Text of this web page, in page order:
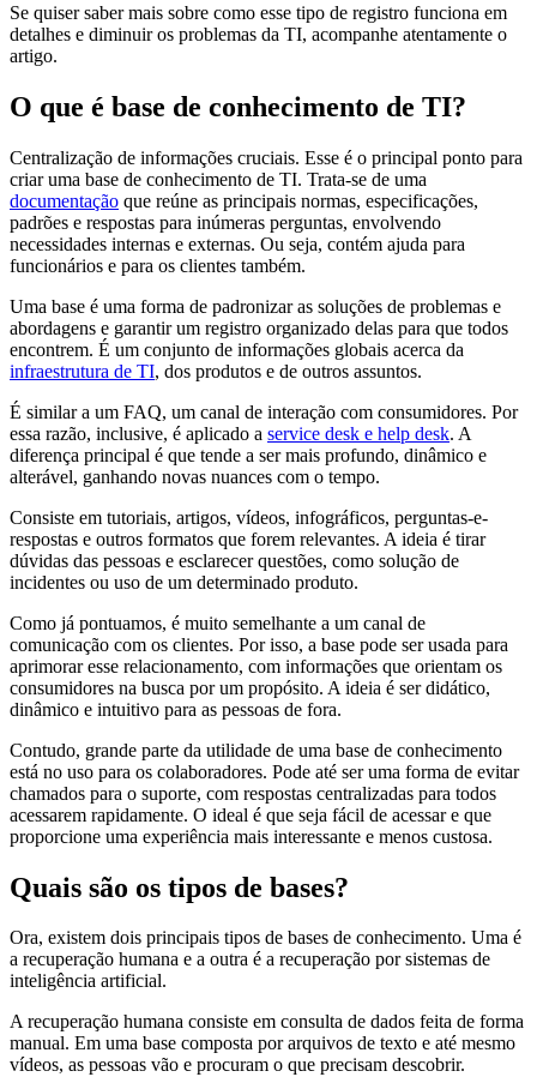
Se quiser saber mais sobre como esse tipo de registro funciona em
detalhes e diminuir os problemas da TI, acompanhe atentamente o
artigo.
O que é base de conhecimento de TI?
Centralização de informações cruciais. Esse é o principal ponto para
criar uma base de conhecimento de TI. Trata-se de uma
documentação que reúne as principais normas, especificações,
padrões e respostas para inúmeras perguntas, envolvendo
necessidades internas e externas. Ou seja, contém ajuda para
funcionários e para os clientes também.
Uma base é uma forma de padronizar as soluções de problemas e
abordagens e garantir um registro organizado delas para que todos
encontrem. É um conjunto de informações globais acerca da
infraestrutura de TI, dos produtos e de outros assuntos.
É similar a um FAQ, um canal de interação com consumidores. Por
essa razão, inclusive, é aplicado a service desk e help desk. A
diferença principal é que tende a ser mais profundo, dinâmico e
alterável, ganhando novas nuances com o tempo.
Consiste em tutoriais, artigos, vídeos, infográficos, perguntas-e-
respostas e outros formatos que forem relevantes. A ideia é tirar
dúvidas das pessoas e esclarecer questões, como solução de
incidentes ou uso de um determinado produto.
Como já pontuamos, é muito semelhante a um canal de
comunicação com os clientes. Por isso, a base pode ser usada para
aprimorar esse relacionamento, com informações que orientam os
consumidores na busca por um propósito. A ideia é ser didático,
dinâmico e intuitivo para as pessoas de fora.
Contudo, grande parte da utilidade de uma base de conhecimento
está no uso para os colaboradores. Pode até ser uma forma de evitar
chamados para o suporte, com respostas centralizadas para todos
acessarem rapidamente. O ideal é que seja fácil de acessar e que
proporcione uma experiência mais interessante e menos custosa.
Quais são os tipos de bases?
Ora, existem dois principais tipos de bases de conhecimento. Uma é
a recuperação humana e a outra é a recuperação por sistemas de
inteligência artificial.
A recuperação humana consiste em consulta de dados feita de forma
manual. Em uma base composta por arquivos de texto e até mesmo
vídeos, as pessoas vão e procuram o que precisam descobrir.